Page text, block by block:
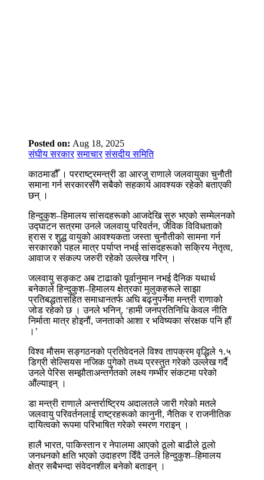
Posted on: Aug 18, 2025
संघीय सरकार समाचार संसदीय समिति
काठमाडौँ । परराष्ट्रमन्त्री डा आरजु राणाले जलवायुका चुनौती
समाना गर्न सरकारसँगै सबैको सहकार्य आवश्यक रहेको बताएकी
छन् ।
हिन्दुकुश–हिमालय सांसदहरूको आजदेखि सुरु भएको सम्मेलनको
उद्घाटन सत्रमा उनले जलवायु परिवर्तन, जैविक विविधताको
ह्रास र शुद्ध वायुको आवश्यकता जस्ता चुनौतीको सामना गर्न
सरकारको पहल मात्र पर्याप्त नभई सांसदहरूको सक्रिय नेतृत्व,
आवाज र संकल्प जरुरी रहेको उल्लेख गरिन् ।
जलवायु सङ्कट अब टाढाको पूर्वानुमान नभई दैनिक यथार्थ
बनेकाले हिन्दुकुश–हिमालय क्षेत्रका मुलुकहरूले साझा
प्रतिबद्धतासहित समाधानतर्फ अघि बढ्नुपर्नेमा मन्त्री राणाको
जोड रहेको छ । उनले भनिन्, ‘हामी जनप्रतिनिधि केवल नीति
निर्माता मात्र होइनौं, जनताको आशा र भविष्यका संरक्षक पनि हौं
।’
विश्व मौसम सङ्गठनको प्रतिवेदनले विश्व तापक्रम वृद्धिले १.५
डिग्री सेल्सियस नजिक पुगेको तथ्य प्रस्तुत गरेको उल्लेख गर्दै
उनले पेरिस सम्झौताअन्तर्गतको लक्ष्य गम्भीर संकटमा परेको
औंल्याइन् ।
डा मन्त्री राणाले अन्तर्राष्ट्रिय अदालतले जारी गरेको मतले
जलवायु परिवर्तनलाई राष्ट्रहरूको कानुनी, नैतिक र राजनीतिक
दायित्वको रूपमा परिभाषित गरेको स्मरण गराइन् ।
हालै भारत, पाकिस्तान र नेपालमा आएको ठूलो बाढीले ठूलो
जनधनको क्षति भएको उदाहरण दिँदै उनले हिन्दुकुश–हिमालय
क्षेत्र सबैभन्दा संवेदनशील बनेको बताइन् ।